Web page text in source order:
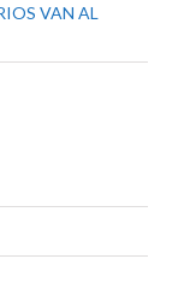
VAN AL